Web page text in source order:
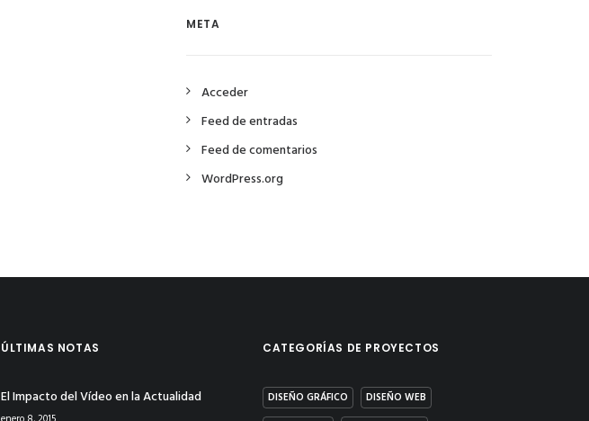
META
Acceder
Feed de entradas
Feed de comentarios
WordPress.org
ÚLTIMAS NOTAS
El Impacto del Vídeo en la Actualidad
CATEGORÍAS DE PROYECTOS
DISEÑO GRÁFICO
DISEÑO WEB